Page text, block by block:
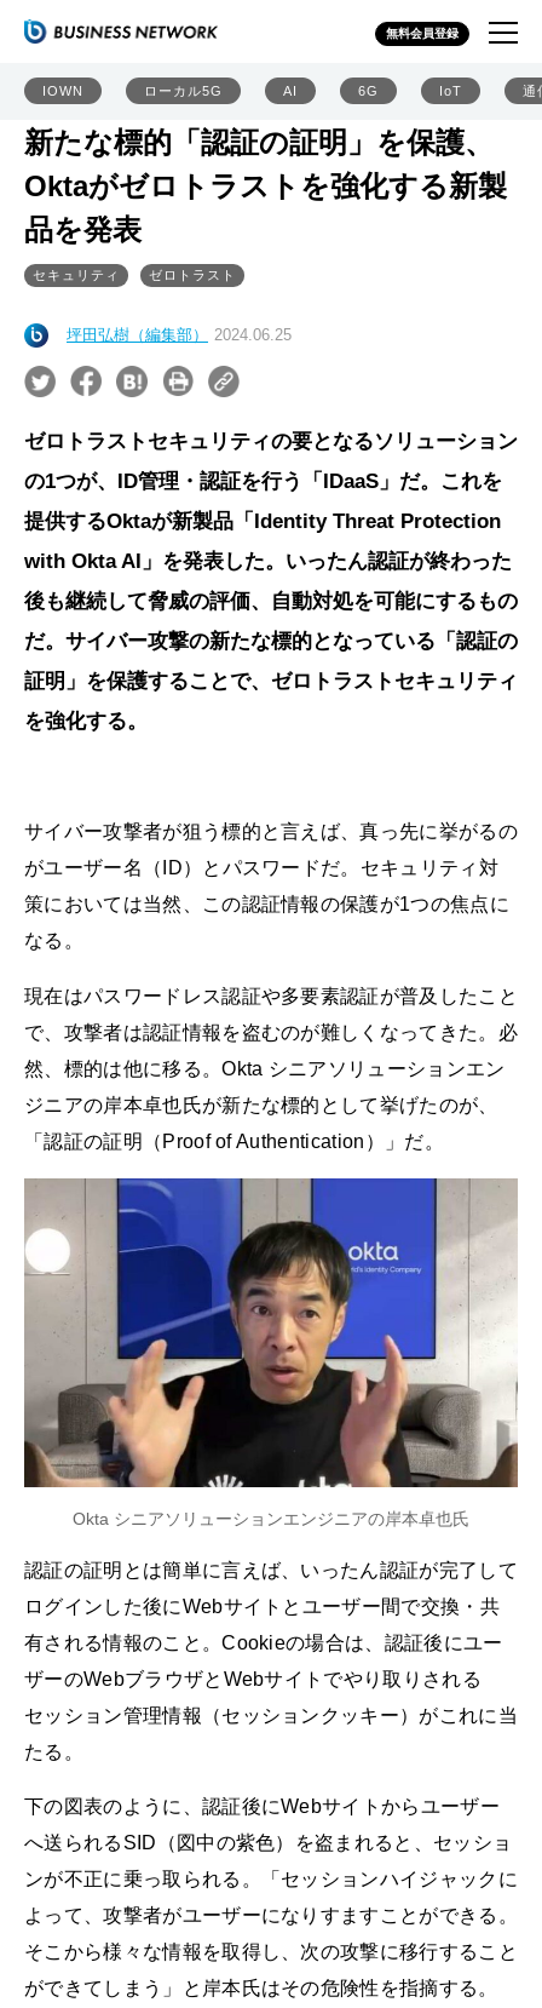
無料会員登録
IOWN ローカル5G AI 6G IoT 通
新たな標的「認証の証明」を保護、
Oktaがゼロトラストを強化する新製
品を発表
セキュリティ ゼロトラスト
坪田弘樹（編集部） 2024.06.25
ゼロトラストセキュリティの要となるソリューション
の1つが、ID管理・認証を行う「IDaaS」だ。これを
提供するOktaが新製品「Identity Threat Protection
with Okta AI」を発表した。いったん認証が終わった
後も継続して脅威の評価、自動対処を可能にするもの
だ。サイバー攻撃の新たな標的となっている「認証の
証明」を保護することで、ゼロトラストセキュリティ
を強化する。
サイバー攻撃者が狙う標的と言えば、真っ先に挙がるの
がユーザー名（ID）とパスワードだ。セキュリティ対
策においては当然、この認証情報の保護が1つの焦点に
なる。
現在はパスワードレス認証や多要素認証が普及したこと
で、攻撃者は認証情報を盗むのが難しくなってきた。必
然、標的は他に移る。Okta シニアソリューションエン
ジニアの岸本卓也氏が新たな標的として挙げたのが、
「認証の証明（Proof of Authentication）」だ。
Okta シニアソリューションエンジニアの岸本卓也氏
認証の証明とは簡単に言えば、いったん認証が完了して
ログインした後にWebサイトとユーザー間で交換・共
有される情報のこと。Cookieの場合は、認証後にユー
ザーのWebブラウザとWebサイトでやり取りされる
セッション管理情報（セッションクッキー）がこれに当
たる。
下の図表のように、認証後にWebサイトからユーザー
へ送られるSID（図中の紫色）を盗まれると、セッショ
ンが不正に乗っ取られる。「セッションハイジャックに
よって、攻撃者がユーザーになりすますことができる。
そこから様々な情報を取得し、次の攻撃に移行すること
ができてしまう」と岸本氏はその危険性を指摘する。